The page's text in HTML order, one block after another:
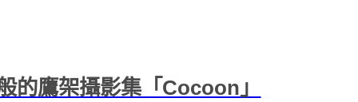
的鷹架攝影集「Cocoon」